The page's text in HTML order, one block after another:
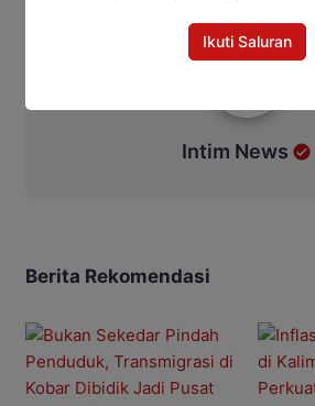
Intim News
Berita Rekomendasi
Ikuti Saluran